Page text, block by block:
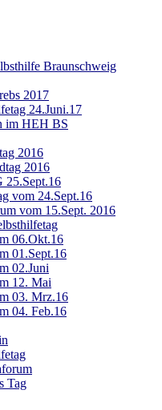
Braunschweig
2017
24.Juni.17
im HEH BS
2016
2016
25.Sept.16
vom 24.Sept.16
vom 15.Sept. 2016
06.Okt.16
01.Sept.16
02.Juni
12. Mai
03. Mrz.16
04. Feb.16
Tag